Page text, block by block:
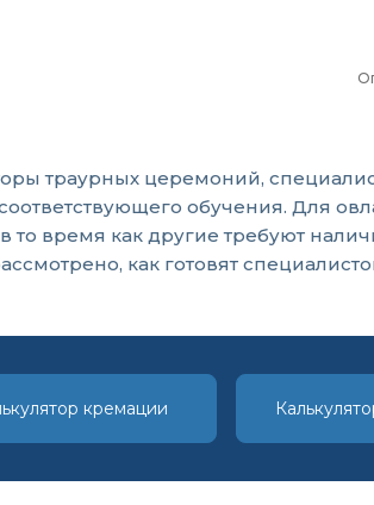
траурных церемоний,
обучения. Для
то время как другие требуют
как готовят
кремации